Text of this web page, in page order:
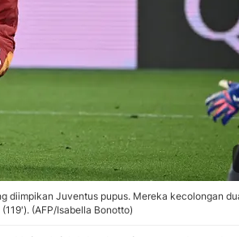
diimpikan Juventus pupus. Mereka kecolongan
(AFP/Isabella Bonotto)